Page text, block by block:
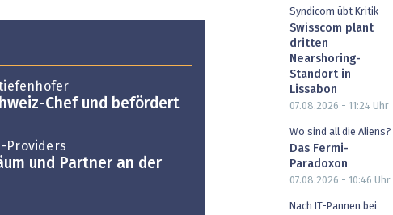
Chef und befördert
Providers
und Partner an der
Syndicom übt Kritik
Swisscom plant
dritten
Nearshoring-
Standort in
Lissabon
07.08.2026 - 11:24 Uhr
Wo sind all die Aliens?
Das Fermi-
Paradoxon
07.08.2026 - 10:46 Uhr
Nach IT-Pannen bei